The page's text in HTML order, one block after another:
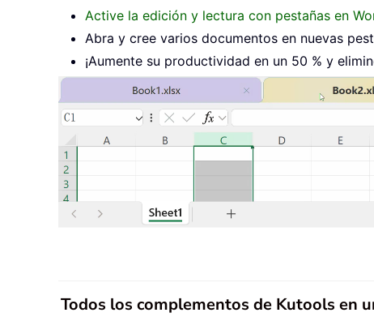
Active la edición y lectura con pestañas en
Abra y cree varios documentos en nuevas
¡Aumente su productividad en un 50 % y
Todos los complementos de Kutools en